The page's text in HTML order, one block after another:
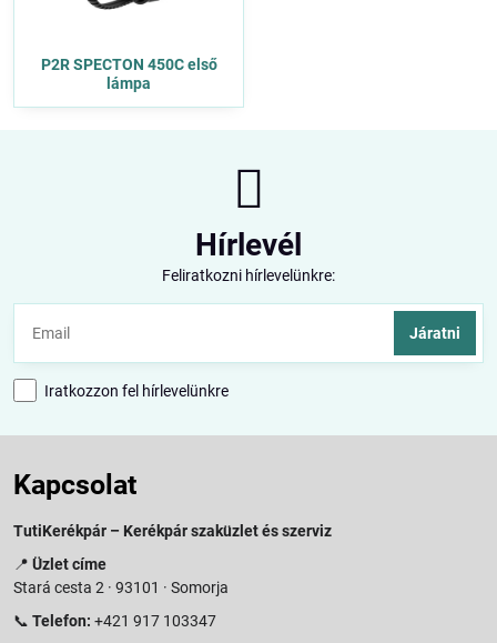
P2R SPECTON 450C első
lámpa
Hírlevél
Feliratkozni hírlevelünkre:
Járatni
Iratkozzon fel hírlevelünkre
Kapcsolat
TutiKerékpár – Kerékpár szaküzlet és szerviz
📍 Üzlet címe
Stará cesta 2 · 93101 · Somorja
📞 Telefon: +421 917 103347